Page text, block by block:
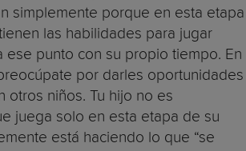
simplemente porque en esta etapa
las habilidades para jugar
ese punto con su propio tiempo. En
por darles oportunidades
otros niños. Tu hijo no es
juega solo en esta etapa de su
está haciendo lo que “se